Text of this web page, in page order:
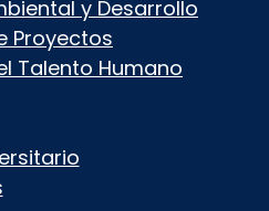
y Desarrollo
Proyectos
Talento Humano